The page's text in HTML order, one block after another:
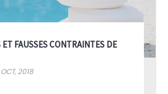
ET FAUSSES CONTRAINTES DE
OCT, 2018